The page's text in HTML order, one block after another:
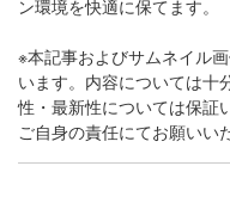
ン環境を快適に保てます。
※本記事およびサムネイル
います。内容については十
性・最新性については保証
ご自身の責任にてお願いい